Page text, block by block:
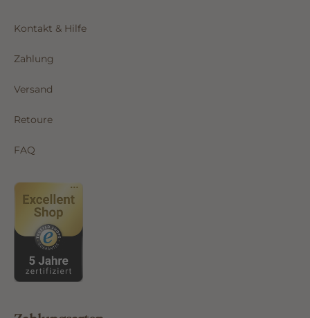
Kontakt & Hilfe
Zahlung
Versand
Retoure
FAQ